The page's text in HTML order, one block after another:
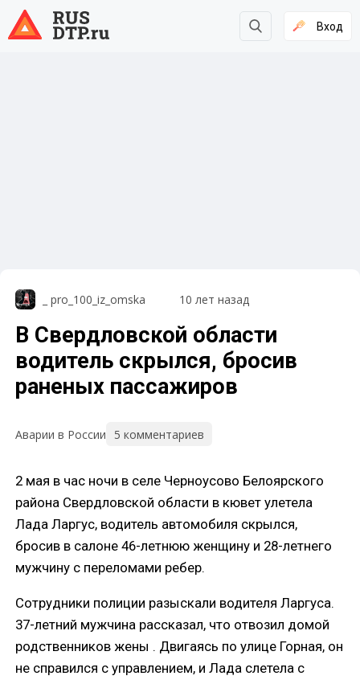
Вход
_ pro_100_iz_omska 10 лет назад
В Свердловской области
водитель скрылся, бросив
раненых пассажиров
Аварии в России 5 комментариев
2 мая в час ночи в селе Черноусово Белоярского
района Свердловской области в кювет улетела
Лада Ларгус, водитель автомобиля скрылся,
бросив в салоне 46-летнюю женщину и 28-летнего
мужчину с переломами ребер.
Сотрудники полиции разыскали водителя Ларгуса.
37-летний мужчина рассказал, что отвозил домой
родственников жены . Двигаясь по улице Горная, он
не справился с управлением, и Лада слетела с